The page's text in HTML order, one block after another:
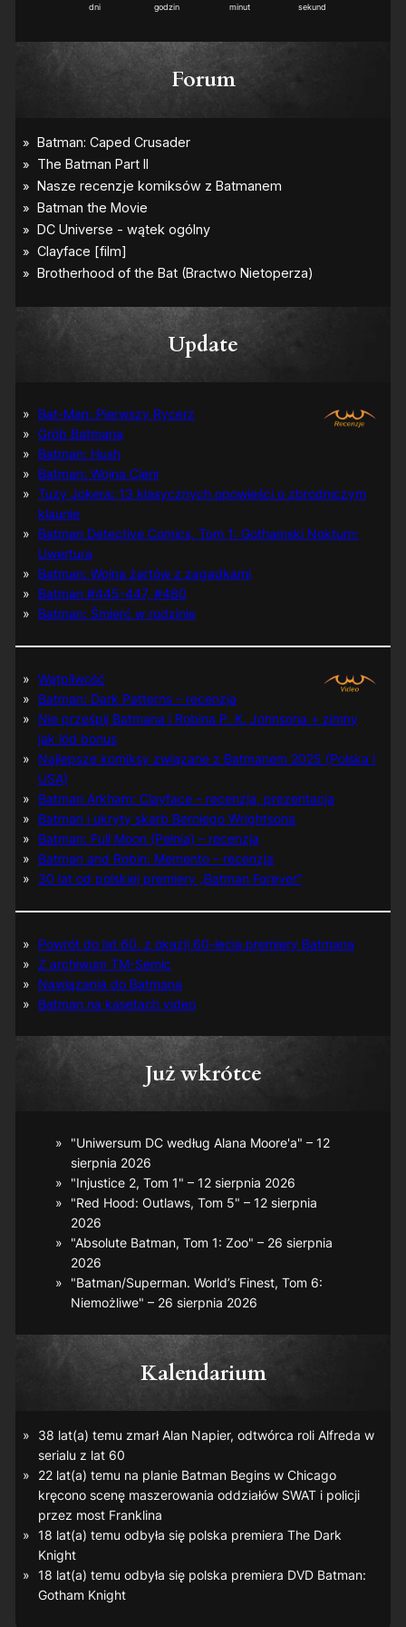
dni godzin minut sekund
Forum
Update
Bat-Man: Pierwszy Rycerz
Grób Batmana
Batman: Hush
Batman: Wojna Cieni
Tuzy Jokera: 13 klasycznych opowieści o zbrodniczym
klaunie
Batman Detective Comics, Tom 1: Gothamski Nokturn:
Uwertura
Batman: Wojna żartów z zagadkami
Batman #445-447, #480
Batman: Śmierć w rodzinie
Wątpliwość
Batman: Dark Patterns – recenzja
Nie prześpij Batmana i Robina P. K. Johnsona + zimny
jak lód bonus
Najlepsze komiksy związane z Batmanem 2025 (Polska i
USA)
Batman Arkham: Clayface – recenzja, prezentacja
Batman i ukryty skarb Berniego Wrightsona
Batman: Full Moon (Pełnia) – recenzja
Batman and Robin: Memento – recenzja
30 lat od polskiej premiery „Batman Forever”
Powrót do lat 60. z okazji 60-lecia premiery Batmana
Z archiwum TM-Semic
Nawiązania do Batmana
Batman na kasetach video
Już wkrótce
"Uniwersum DC według Alana Moore'a" – 12
sierpnia 2026
"Injustice 2, Tom 1" – 12 sierpnia 2026
"Red Hood: Outlaws, Tom 5" – 12 sierpnia
2026
"Absolute Batman, Tom 1: Zoo" – 26 sierpnia
2026
"Batman/Superman. World’s Finest, Tom 6:
Niemożliwe" – 26 sierpnia 2026
Kalendarium
38 lat(a) temu zmarł Alan Napier, odtwórca roli Alfreda w
serialu z lat 60
22 lat(a) temu na planie Batman Beginsw Chicago
kręcono scenę maszerowania oddziałów SWAT i policji
przez most Franklina
18 lat(a) temu odbyła się polska premiera The Dark
Knight
18 lat(a) temu odbyła się polska premiera DVD Batman:
Gotham Knight